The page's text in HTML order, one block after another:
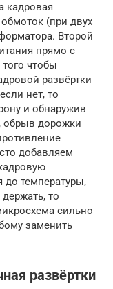
кадровая
(при двух
Второй
прямо с
чтобы
развёртки
нет, то
и обнаружив
обрыв дорожки
добавляем
до температуры,
то
сильно
заменить
развёртки